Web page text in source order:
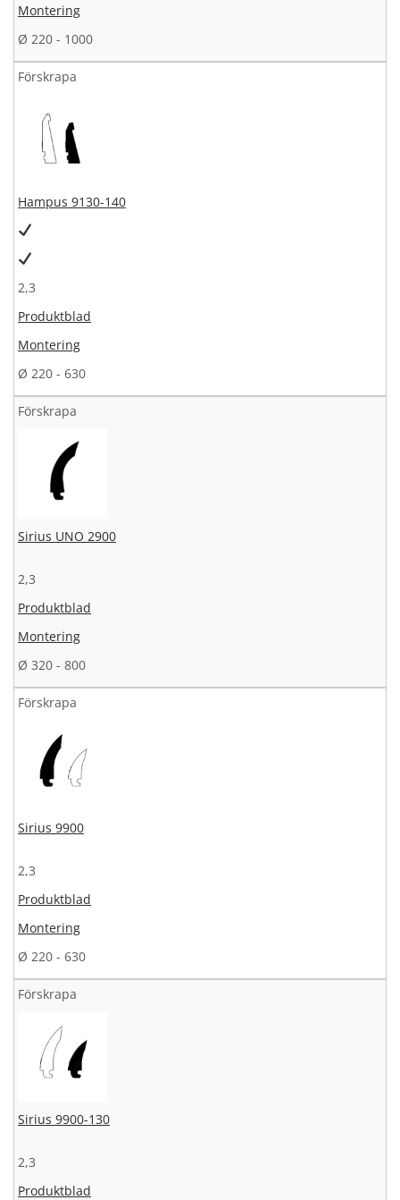
Montering
Ø 220 - 1000
Förskrapa
Hampus 9130-140
2,3
Produktblad
Montering
Ø 220 - 630
Förskrapa
Sirius UNO 2900
2,3
Produktblad
Montering
Ø 320 - 800
Förskrapa
Sirius 9900
2,3
Produktblad
Montering
Ø 220 - 630
Förskrapa
Sirius 9900-130
2,3
Produktblad